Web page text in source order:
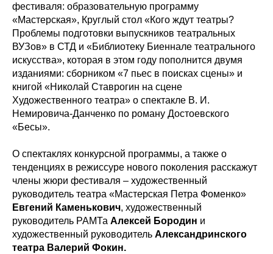
фестиваля: образовательную программу
«Мастерская», Круглый стол «Кого ждут театры?
Проблемы подготовки выпускников театральных
ВУЗов» в СТД и «Библиотеку Биеннале театрального
искусства», которая в этом году пополнится двумя
изданиями: сборником «7 пьес в поисках сцены» и
книгой «Николай Ставрогин на сцене
Художественного театра» о спектакле В. И.
Немировича-Данченко по роману Достоевского
«Бесы».
О спектаклях конкурсной программы, а также о
тенденциях в режиссуре нового поколения расскажут
члены жюри фестиваля – художественный
руководитель театра «Мастерская Петра Фоменко»
Евгений Каменькович, художественный
руководитель РАМТа Алексей Бородин и
художественный руководитель Александринского
театра Валерий Фокин.